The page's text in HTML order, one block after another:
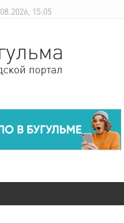
15:05